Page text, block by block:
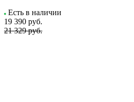
Есть в наличии
19 390 руб.
21 329 руб.